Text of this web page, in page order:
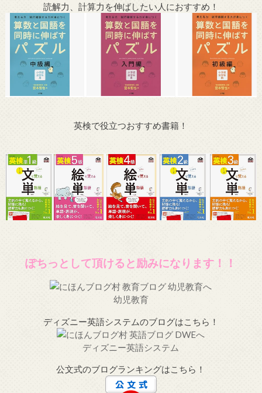
読解力、計算力を伸ばしたい人におすすめ！
英検で役立つおすすめ書籍！
ぽちっとして頂けると励みになります！！
幼児教育
ディズニー英語システムのブログはこちら！
ディズニー英語システム
公文式のブログランキングはこちら！